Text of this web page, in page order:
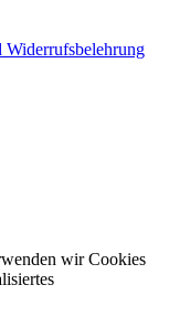
Widerrufsbelehrung
wir Cookies